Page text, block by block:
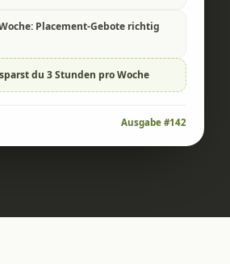
Placement-Gebote richtig
du 3 Stunden pro Woche
Ausgabe #142